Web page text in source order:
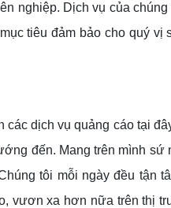
nghiệp. Dịch vụ của
tiêu đảm bảo cho quý vị
dịch vụ quảng cáo tại
đến. Mang trên mình sứ
tôi mỗi ngày đều tận
vươn xa hơn nữa trên thị